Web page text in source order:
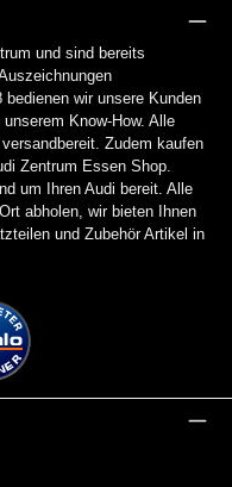
und sind bereits
wir unsere Kunden
Know-How. Alle
Zudem kaufen
Zentrum Essen Shop.
um Ihren Audi bereit. Alle
abholen, wir bieten Ihnen
und Zubehör Artikel in